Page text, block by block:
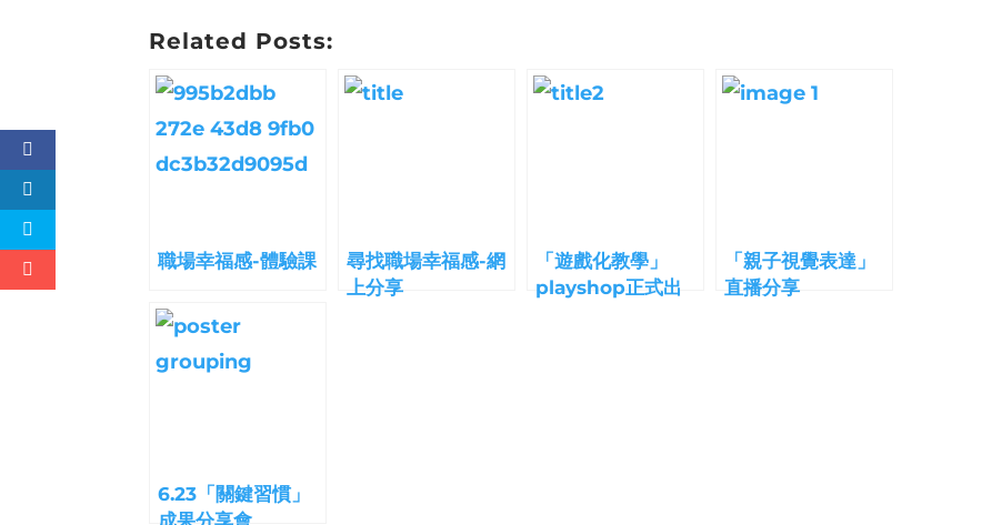
Related Posts:
職場幸福感-體驗課
尋找職場幸福感-網
上分享
「遊戲化教學」
playshop正式出
「親子視覺表達」
直播分享
6.23「關鍵習慣」
成果分享會